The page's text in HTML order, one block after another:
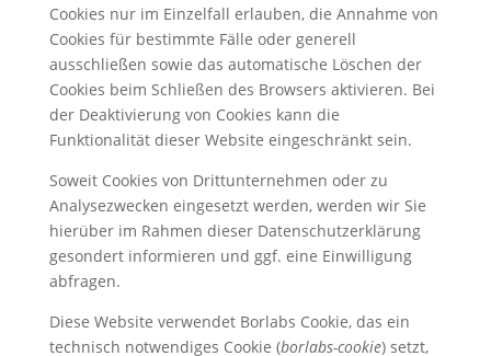
Cookies nur im Einzelfall erlauben, die Annahme von
Cookies für bestimmte Fälle oder generell
ausschließen sowie das automatische Löschen der
Cookies beim Schließen des Browsers aktivieren. Bei
der Deaktivierung von Cookies kann die
Funktionalität dieser Website eingeschränkt sein.
Soweit Cookies von Drittunternehmen oder zu
Analysezwecken eingesetzt werden, werden wir Sie
hierüber im Rahmen dieser Datenschutzerklärung
gesondert informieren und ggf. eine Einwilligung
abfragen.
Diese Website verwendet Borlabs Cookie, das ein
technisch notwendiges Cookie (borlabs-cookie) setzt,